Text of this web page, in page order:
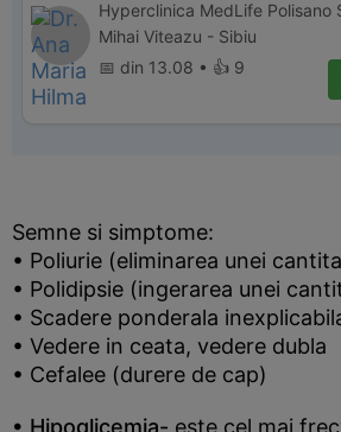
Hyperclinica MedLife Polisano
Mihai Viteazu - Sibiu
📅 din 13.08 • 👍 9
Semne si simptome:
• Poliurie (eliminarea unei
• Polidipsie (ingerarea unei
• Scadere ponderala
• Vedere in ceata, vedere dubla
• Cefalee (durere de cap)
• Hipoglicemia- este cel mai